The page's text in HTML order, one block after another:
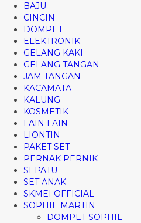
BAJU
CINCIN
DOMPET
ELEKTRONIK
GELANG KAKI
GELANG TANGAN
JAM TANGAN
KACAMATA
KALUNG
KOSMETIK
LAIN LAIN
LIONTIN
PAKET SET
PERNAK PERNIK
SEPATU
SET ANAK
SKMEI OFFICIAL
SOPHIE MARTIN
DOMPET SOPHIE